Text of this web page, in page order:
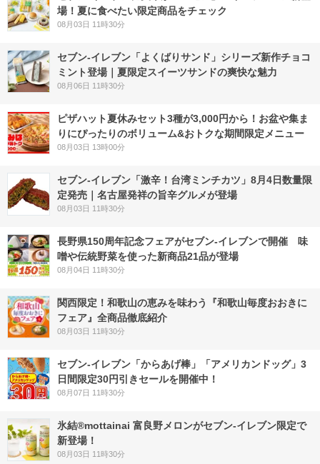
場！夏に食べたい限定商品をチェック
08月03日 11時30分
セブン‐イレブン「よくばりサンド」シリーズ新作チョコ
ミント登場｜夏限定スイーツサンドの爽快な魅力
08月06日 11時30分
ピザハット夏休みセット3種が3,000円から！お盆や集ま
りにぴったりのボリューム&おトクな期間限定メニュー
08月03日 13時00分
セブン-イレブン「激辛！台湾ミンチカツ」8月4日数量限
定発売｜名古屋発祥の旨辛グルメが登場
08月03日 11時30分
長野県150周年記念フェアがセブン-イレブンで開催 味
噌や伝統野菜を使った新商品21品が登場
08月04日 11時30分
関西限定！和歌山の恵みを味わう『和歌山毎度おおきに
フェア』全商品徹底紹介
08月03日 11時30分
セブン‐イレブン「からあげ棒」「アメリカンドッグ」3
日間限定30円引きセールを開催中！
08月07日 11時30分
氷結®mottainai 富良野メロンがセブン‐イレブン限定で
新登場！
08月03日 11時30分